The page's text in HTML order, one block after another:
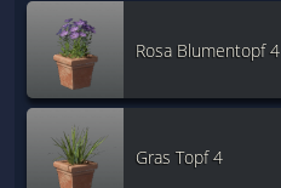
Rosa Blumentopf 4
Gras Topf 4